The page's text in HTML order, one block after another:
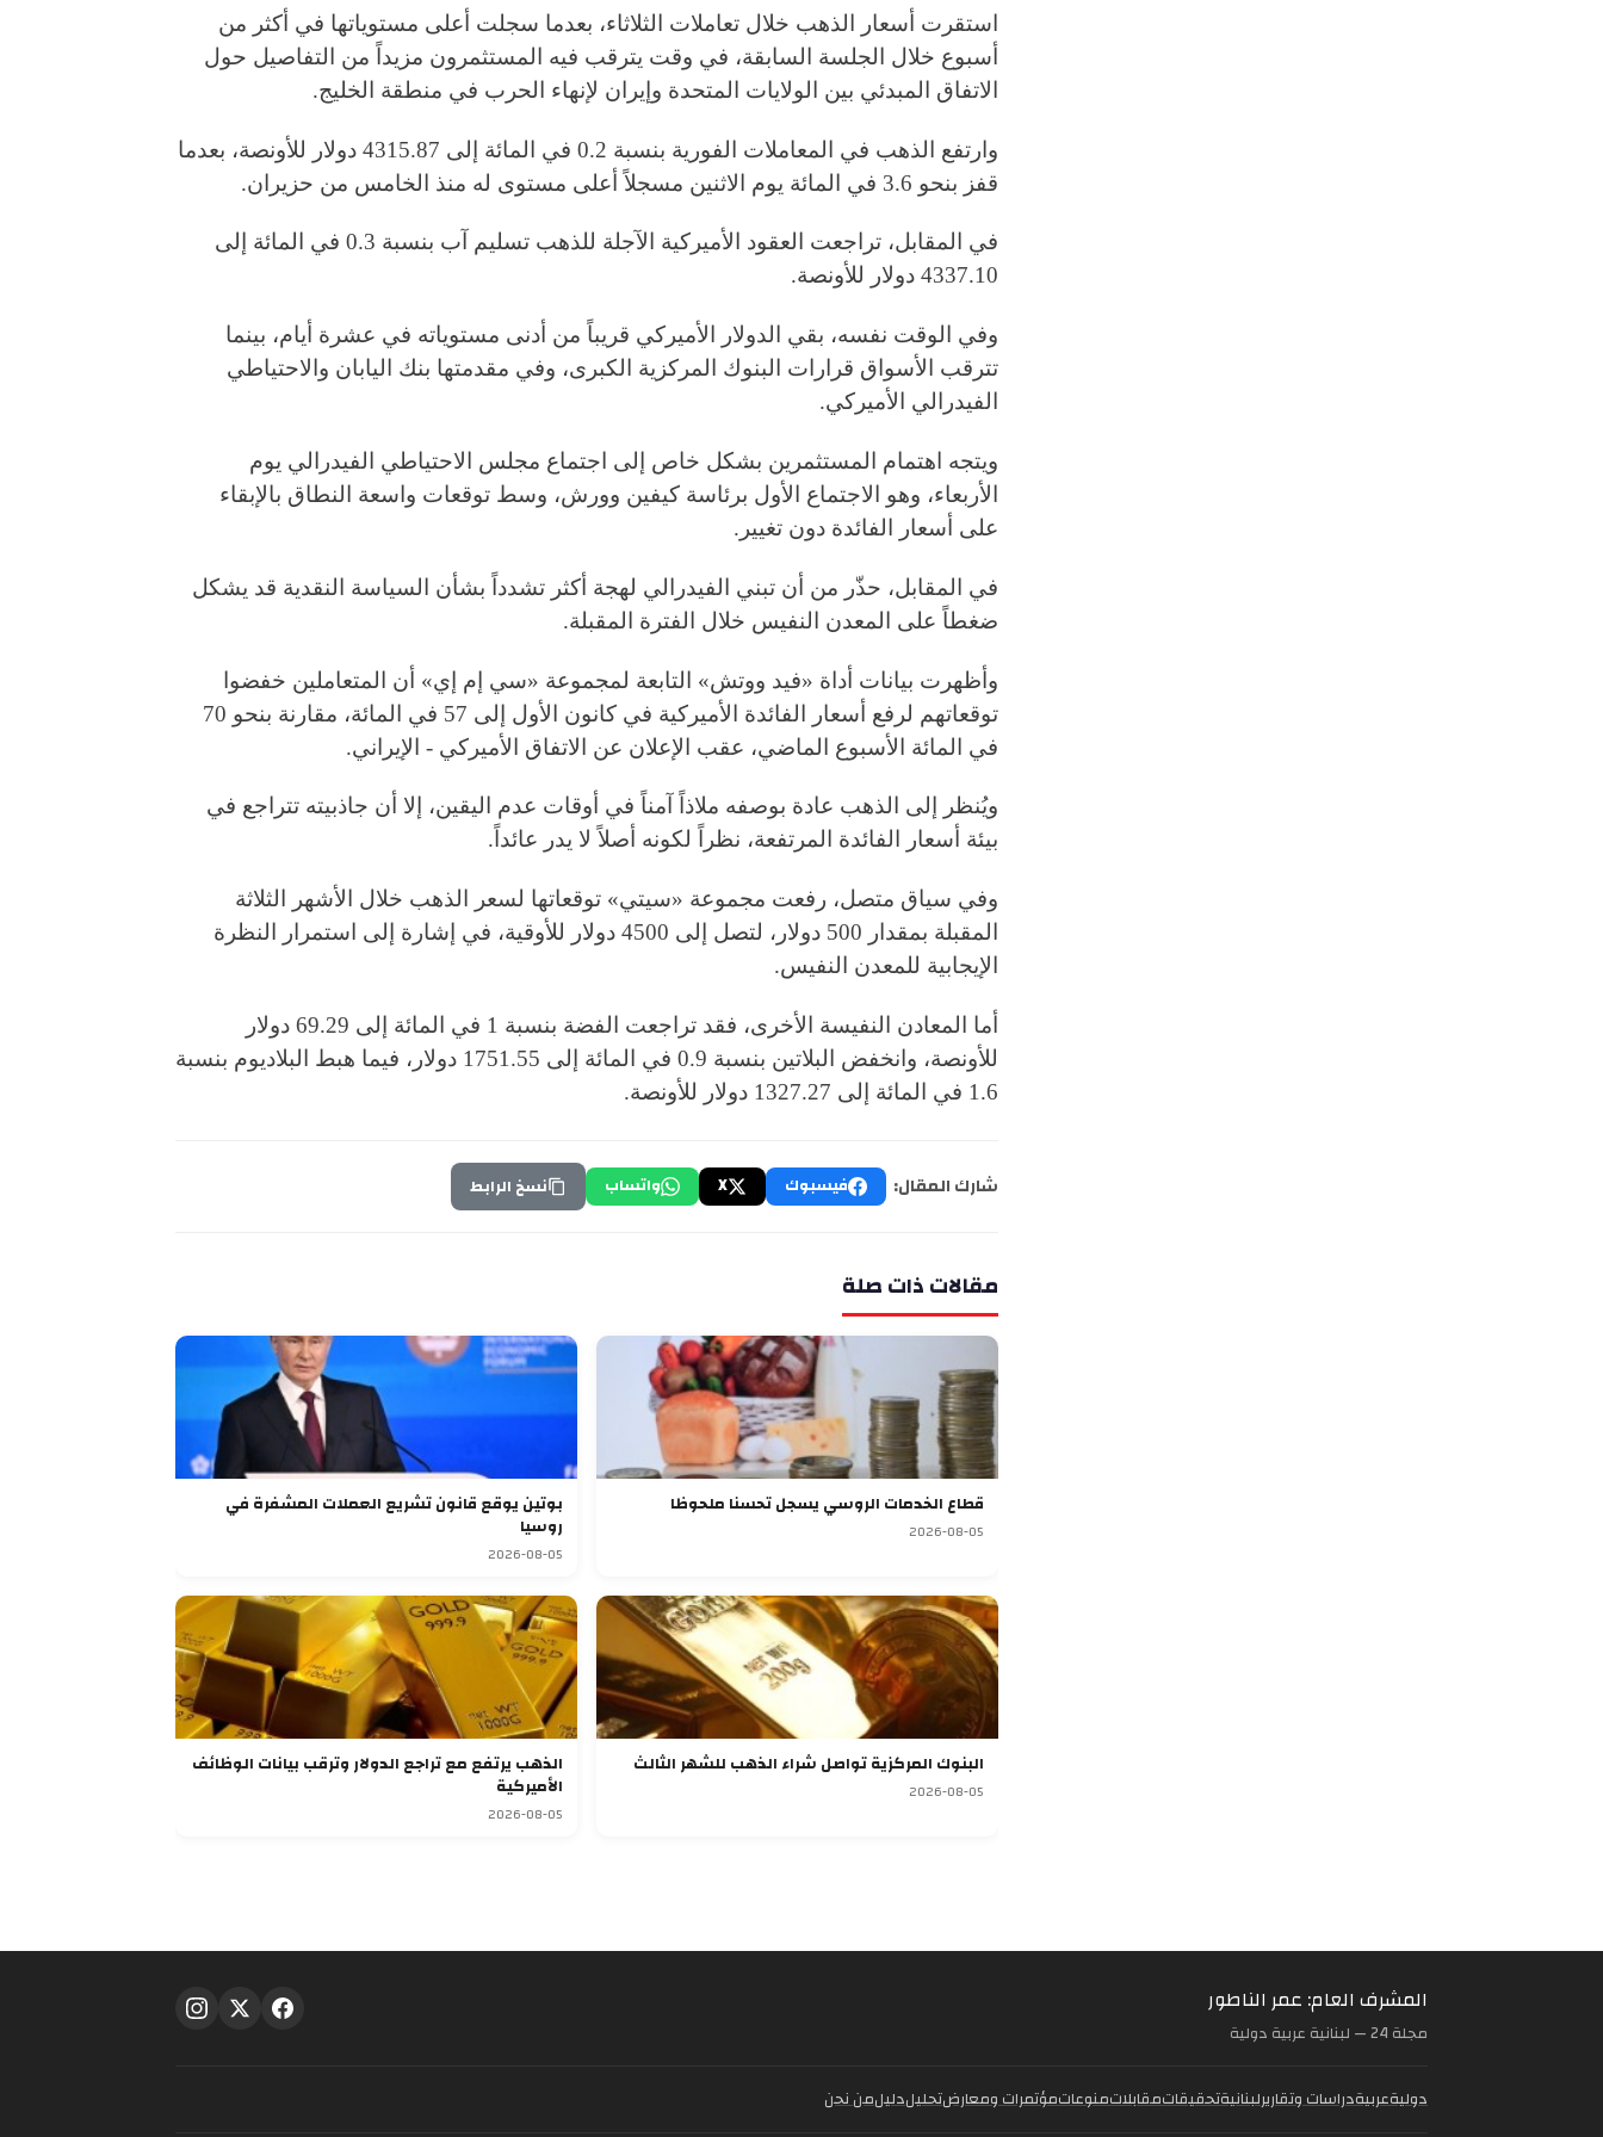
استقرت أسعار الذهب خلال تعاملات الثلاثاء، بعدما سجلت أعلى مستوياتها في أكثر من
أسبوع خلال الجلسة السابقة، في وقت يترقب فيه المستثمرون مزيداً من التفاصيل حول
الاتفاق المبدئي بين الولايات المتحدة وإيران لإنهاء الحرب في منطقة الخليج.
وارتفع الذهب في المعاملات الفورية بنسبة 0.2 في المائة إلى 4315.87 دولار للأونصة، بعدما
قفز بنحو 3.6 في المائة يوم الاثنين مسجلاً أعلى مستوى له منذ الخامس من حزيران.
في المقابل، تراجعت العقود الأميركية الآجلة للذهب تسليم آب بنسبة 0.3 في المائة إلى
4337.10 دولار للأونصة.
وفي الوقت نفسه، بقي الدولار الأميركي قريباً من أدنى مستوياته في عشرة أيام، بينما
تترقب الأسواق قرارات البنوك المركزية الكبرى، وفي مقدمتها بنك اليابان والاحتياطي
الفيدرالي الأميركي.
ويتجه اهتمام المستثمرين بشكل خاص إلى اجتماع مجلس الاحتياطي الفيدرالي يوم
الأربعاء، وهو الاجتماع الأول برئاسة كيفين وورش، وسط توقعات واسعة النطاق بالإبقاء
على أسعار الفائدة دون تغيير.
في المقابل، حذّر من أن تبني الفيدرالي لهجة أكثر تشدداً بشأن السياسة النقدية قد يشكل
ضغطاً على المعدن النفيس خلال الفترة المقبلة.
وأظهرت بيانات أداة «فيد ووتش» التابعة لمجموعة «سي إم إي» أن المتعاملين خفضوا
توقعاتهم لرفع أسعار الفائدة الأميركية في كانون الأول إلى 57 في المائة، مقارنة بنحو 70
في المائة الأسبوع الماضي، عقب الإعلان عن الاتفاق الأميركي - الإيراني.
ويُنظر إلى الذهب عادة بوصفه ملاذاً آمناً في أوقات عدم اليقين، إلا أن جاذبيته تتراجع في
بيئة أسعار الفائدة المرتفعة، نظراً لكونه أصلاً لا يدر عائداً.
وفي سياق متصل، رفعت مجموعة «سيتي» توقعاتها لسعر الذهب خلال الأشهر الثلاثة
المقبلة بمقدار 500 دولار، لتصل إلى 4500 دولار للأوقية، في إشارة إلى استمرار النظرة
الإيجابية للمعدن النفيس.
أما المعادن النفيسة الأخرى، فقد تراجعت الفضة بنسبة 1 في المائة إلى 69.29 دولار
للأونصة، وانخفض البلاتين بنسبة 0.9 في المائة إلى 1751.55 دولار، فيما هبط البلاديوم بنسبة
1.6 في المائة إلى 1327.27 دولار للأونصة.
شارك المقال: فيسبوك X واتساب نسخ الرابط
مقالات ذات صلة
قطاع الخدمات الروسي يسجل تحسنا ملحوظا
2026-08-05
بوتين يوقع قانون تشريع العملات المشفرة في
روسيا
2026-08-05
البنوك المركزية تواصل شراء الذهب للشهر الثالث
2026-08-05
الذهب يرتفع مع تراجع الدولار وترقب بيانات الوظائف
الأميركية
2026-08-05
المشرف العام: عمر الناطور
مجلة 24 — لبنانية عربية دولية
دوليةعربيةدراسات وتقاريرلبنانيةتحقيقاتمقابلاتمنوعاتمؤتمرات ومعارضتحليلدليلمن نحن